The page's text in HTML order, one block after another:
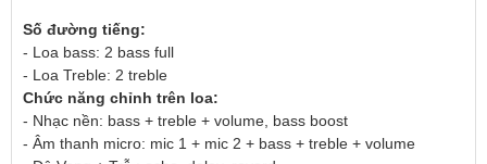
Số đường tiếng:
- Loa bass: 2 bass full
- Loa Treble: 2 treble
Chức năng chỉnh trên loa:
- Nhạc nền: bass + treble + volume, bass boost
- Âm thanh micro: mic 1 + mic 2 + bass + treble + volume